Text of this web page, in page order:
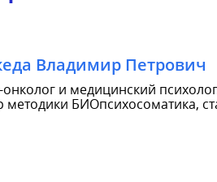
Владимир Петрович
и медицинский
методики БИОпсихосоматика,